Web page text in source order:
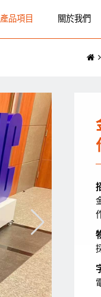
產品項目 關於我們